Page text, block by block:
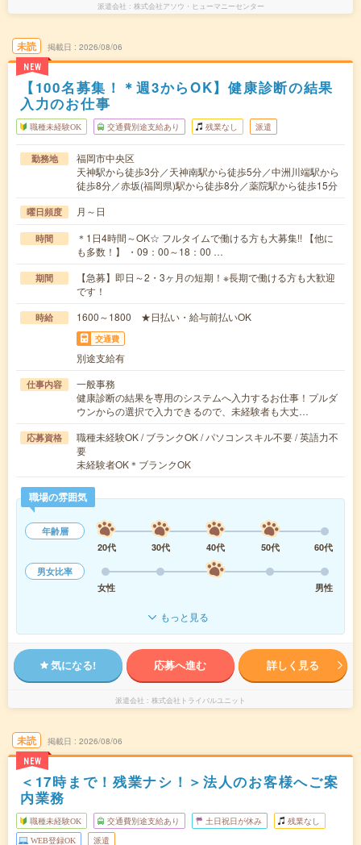
派遣会社 株式会社アソウ・ヒューマニーセンター
未読
NEW
掲載日 2026/08/06
【100名募集！＊週3からOK】健康診断の結果
入力のお仕事
職種未経験OK 交通費別途支給あり 残業なし 派遣
勤務地
福岡市中央区
天神駅から徒歩3分／天神南駅から徒歩5分／中洲川端駅から
徒歩8分／赤坂(福岡県)駅から徒歩8分／薬院駅から徒歩15分
曜日頻度 月～日
時間
＊1日4時間～OK☆ フルタイムで働ける方も大募集!! 【他に
も多数！】 ・09：00～18：00 …
期間
【急募】即日～2・3ヶ月の短期！※長期で働ける方も大歓迎
です！
時給 1600～1800 ★日払い・給与前払いOK
交通費
別途支給有
仕事内容
一般事務
健康診断の結果を専用のシステムへ入力するお仕事！プルダ
ウンからの選択で入力できるので、未経験者も大丈…
応募資格
職種未経験OK / ブランクOK / パソコンスキル不要 / 英語力不
要
未経験者OK＊ブランクOK
職場の雰囲気
年齢層
20代
30代 40代 50代
60代
男女比率
女性
男性
もっと見る
気になる! 応募へ進む 詳しく見る
派遣会社 株式会社トライバルユニット
未読
NEW
掲載日 2026/08/06
＜17時まで！残業ナシ！＞法人のお客様へご案
内業務
職種未経験OK 交通費別途支給あり 土日祝日が休み 残業なし
WEB登録OK 派遣